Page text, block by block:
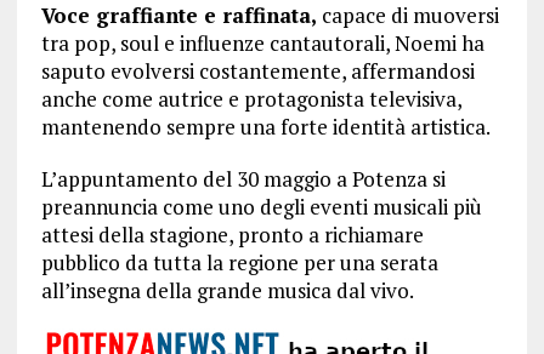
Voce graffiante e raffinata, capace di muoversi
tra pop, soul e influenze cantautorali, Noemi ha
saputo evolversi costantemente, affermandosi
anche come autrice e protagonista televisiva,
mantenendo sempre una forte identità artistica.
L’appuntamento del 30 maggio a Potenza si
preannuncia come uno degli eventi musicali più
attesi della stagione, pronto a richiamare
pubblico da tutta la regione per una serata
all’insegna della grande musica dal vivo.